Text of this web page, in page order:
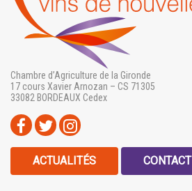
Chambre d’Agriculture de la Gironde
17 cours Xavier Arnozan – CS 71305
33082 BORDEAUX Cedex
ACTUALITÉS CONTACT